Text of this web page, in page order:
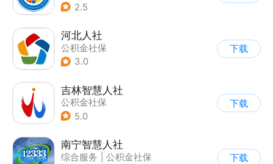
2.5
河北人社
公积金社保
3.0
下载
吉林智慧人社
公积金社保
5.0
下载
南宁智慧人社
综合服务
公积金社保
下载